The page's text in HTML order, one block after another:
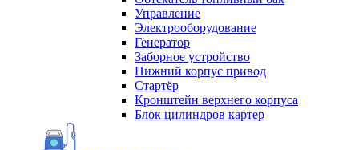
Управление
Электрооборудование
Генератор
Заборное устройство
Нижний корпус привод
Стартёр
Кронштейн верхнего корпуса
Блок цилиндров картер